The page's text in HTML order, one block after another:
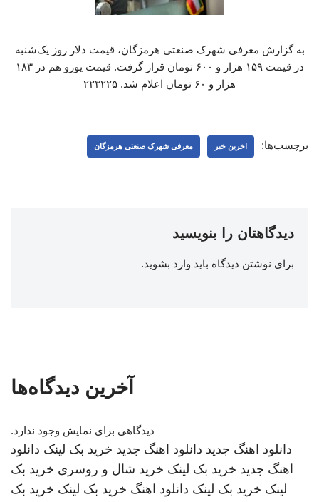
به گزارش معرفی شهرک صنعتی هرمزگان، قیمت دلار روز یک‌شنبه
در قیمت ۱۵۹ هزار و ۶۰۰ تومان قرار گرفت. قیمت یورو هم در ۱۸۳
هزار و ۶۰ تومان اعلام شد. ۲۲۳۲۲۵
برچسب‌ها: اخرین خبر معرفی شهرک صنعتی هرمزگان
دیدگاهتان را بنویسید
برای نوشتن دیدگاه باید وارد بشوید.
آخرین دیدگاه‌ها
دیدگاهی برای نمایش وجود ندارد.
دانلود اهنگ جدید دانلود اهنگ جدید خرید بک لینک دانلود
اهنگ جدید خرید بک لینک خرید شال و روسری خرید بک
لینک خرید بک لینک دانلود اهنگ خرید بک لینک خرید بک